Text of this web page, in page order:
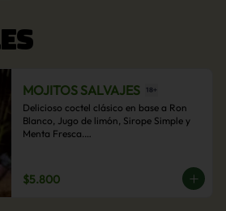
MOJITOS SALVAJES
Delicioso coctel clásico en base a Ron
Blanco, Jugo de limón, Sirope Simple y
Menta Fresca.
$5.800